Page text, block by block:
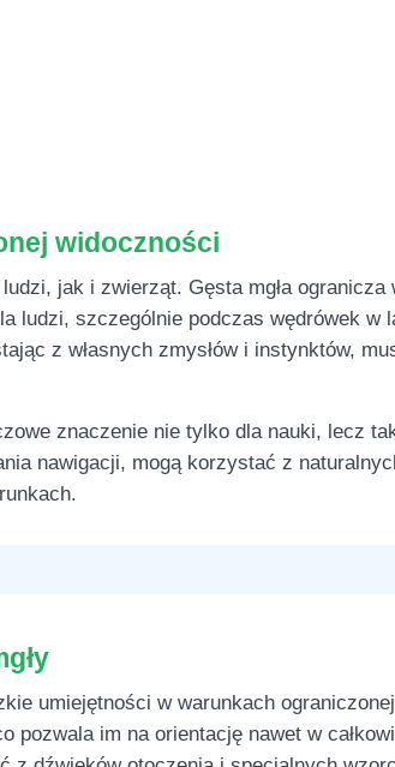
widoczności
jak i zwierząt. Gęsta mgła
ludzi, szczególnie podczas wędrówek w
z własnych zmysłów i instynktów,
znaczenie nie tylko dla nauki, lecz
nawigacji, mogą korzystać z
umiejętności w warunkach
pozwala im na orientację nawet w